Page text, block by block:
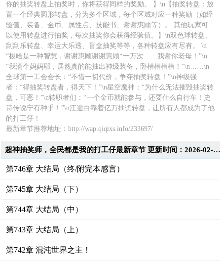
你的抽奖转盘上抽奖时，你将获得同样的奖励。 】\n【抽奖转盘：放
置一个经典圆形转盘，分为多个区域，每个区域对应一种奖励（如经
验值、装备、金币、属性点、技能书、谢谢惠顾等）。 其他玩家可
以使用转盘进行抽奖，每次抽奖你会获得经验值。】\n双色球转盘、
刮刮乐转盘、幸运大乐透、盲盒抽奖等等，各种转盘应有尽有。 \n
“梭哈是一种智慧，谢谢惠顾谢谢惠顾*一万次……我谢你老母！”\n
“我滴个妈妈耶，居然真的能抽出神级装备，卧槽槽槽槽！”\n……\n
全球第一工会会长：“不惜一切代价，争夺抽奖转盘！”\n神级强
者：“得抽奖转盘者，得天下！”\n星空魔神：“为什么无法摧毁抽奖转
盘，可恶！”\n转职者们：“一个金币就能参与，还要什么自行车！史
诗传说宁有种乎！”\n江逾白靠着亿万抽奖转盘，让所有人都成为了他
的打工仔！
最新章节推荐地址：http://wap.qiqixs.info/233697/
超神抽奖师，全民都是我的打工仔最新章节 更新时间：2026-02-11T22:00:27
第746章 大结局（终/附完本感言）
第745章 大结局（下）
第744章 大结局（中）
第743章 大结局（上）
第742章 混沌世界之主！